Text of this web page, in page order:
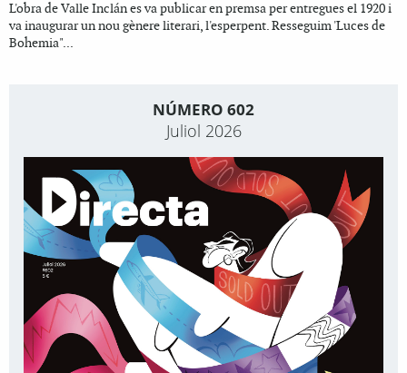
L'obra de Valle Inclán es va publicar en premsa per entregues el 1920 i
va inaugurar un nou gènere literari, l'esperpent. Resseguim 'Luces de
Bohemia"...
NÚMERO 602
Juliol 2026